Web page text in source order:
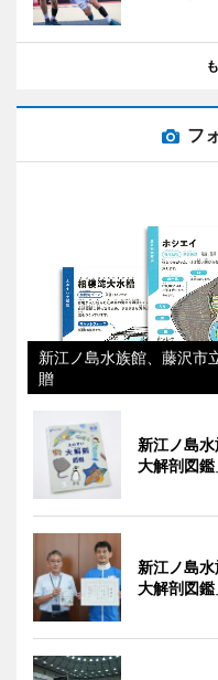
フ
新江ノ島水族館、藤沢市
贈
新江ノ島
大解剖図
新江ノ島
大解剖図